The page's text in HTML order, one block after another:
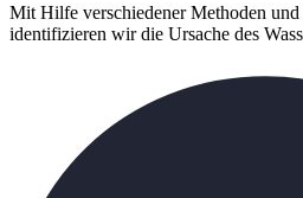
Mit Hilfe verschiedener Methoden und
identifizieren wir die Ursache des